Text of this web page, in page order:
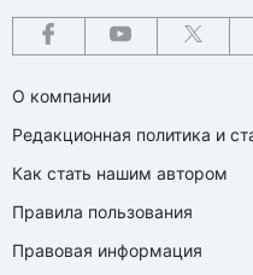
О компании
Редакционная политика и
Как стать нашим автором
Правила пользования
Правовая информация